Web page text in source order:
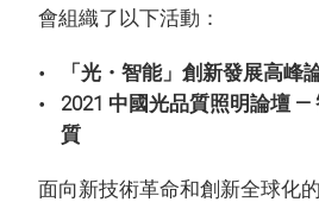
會組織了以下活動：
「光・智能」創新發展高峰
2021 中國光品質照明論壇 —
質
面向新技術革命和創新全球化